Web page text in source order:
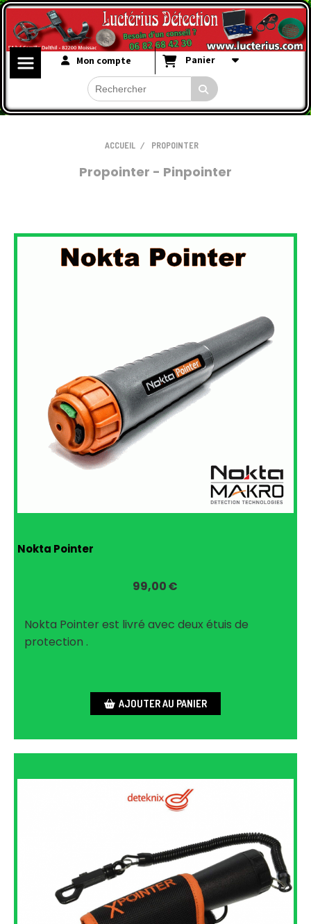
Mon compte Panier
ACCUEIL PROPOINTER
Propointer - Pinpointer
Nokta Pointer
99,00€
Nokta Pointer est livré avec deux étuis de
protection .
AJOUTER AU PANIER